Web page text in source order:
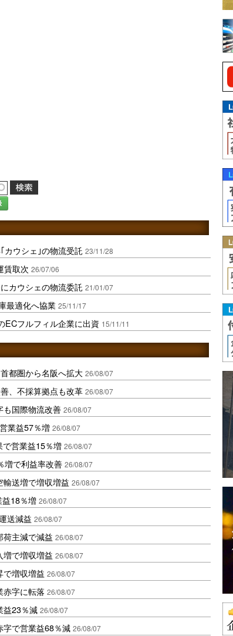
カウシェ｣の物流受託 23/11/28
賃取次 26/07/06
カウシェの物流委託 21/01/07
最適化へ協業 25/11/17
ECフルフィル企業に出資 15/11/11
都圏から名阪へ拡大 26/08/07
、不採算拠点も改革 26/08/07
も国際物流改善 26/08/07
業益57％増 26/08/07
営業益15％増 26/08/07
増で利益率改善 26/08/07
輸送増で増収増益 26/08/07
18％増 26/08/07
送減益 26/08/07
荷主減で減益 26/08/07
で増収増益 26/08/07
で増収増益 26/08/07
赤字に転落 26/08/07
益23％減 26/08/07
字で営業益68％減 26/08/07